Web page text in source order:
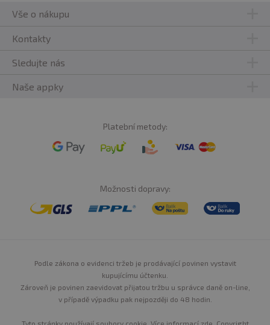
Valin*†
BCAA celkem
* Essential Amino Acids † BCAA – esenciální
větvené aminokyseliny
glutamové kyseliny
izolát(zmléka ),kakaový prášek (pouze pro příchuť
čokoláda), stabilizátor: guarová gum, aroma, emulgátor:
slunečnicový lecithin, chlorid sodný (pouze pro příchuť
čokoláda), sladidla: steviol glykosidy, sukralóza a
Vše o nákupu
Kontakty
Sledujte nás
Naše appky
Platební metody:
Možnosti dopravy:
Podle zákona o evidenci tržeb je prodávající povinen vystavit
kupujícímu účtenku.
Zároveň je povinen zaevidovat přijatou tržbu u správce daně on-line,
v případě výpadku pak nejpozději do 48 hodin.
Tyto stránky používají soubory cookie. Více informací zde . Copyright